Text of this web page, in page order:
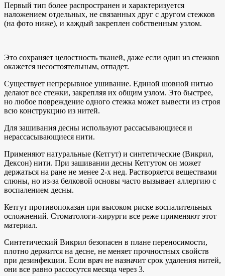
Первый тип более распространен и характеризуется
наложением отдельных, не связанных друг с другом стежков
(на фото ниже), и каждый закреплен собственным узлом.
Это сохраняет целостность тканей, даже если один из стежков
окажется несостоятельным, отпадет.
Существует непрерывное ушивание. Единой шовной нитью
делают все стежки, закрепляя их общим узлом. Это быстрее,
но любое повреждение одного стежка может вывести из строя
всю конструкцию из нитей.
Для зашивания десны используют рассасывающиеся и
нерассасывающиеся нити.
Применяют натуральные (Кетгут) и синтетические (Викрил,
Дексон) нити. При зашивании десны Кетгутом он может
держаться на ране не менее 2-х нед. Растворяется веществами
слюны, но из-за белковой основы часто вызывает аллергию с
воспалением десны.
Кетгут противопоказан при высоком риске воспалительных
осложнений. Стоматологи-хирурги все реже применяют этот
материал.
Синтетический Викрил безопасен в плане переносимости,
плотно держится на десне, не меняет прочностных свойств
при дезинфекции. Если врач не назначит срок удаления нитей,
они все равно рассосутся месяца через 3.